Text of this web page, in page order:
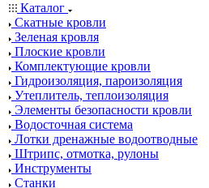
Каталог
Скатные кровли
Зеленая кровля
Плоские кровли
Комплектующие кровли
Гидроизоляция, пароизоляция
Утеплитель, теплоизоляция
Элементы безопасности кровли
Водосточная система
Лотки дренажные водоотводные
Штрипс, отмотка, рулоны
Инструменты
Станки